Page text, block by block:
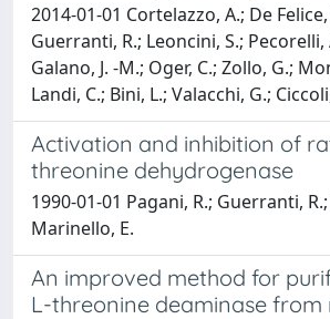
2014-01-01 Cortelazzo, A.; De
Guerranti, R.; Leoncini, S.; Pecorelli,
Galano, J. -M.; Oger, C.; Zollo, G.;
Landi, C.; Bini, L.; Valacchi, G.;
Activation and inhibition of
threonine dehydrogenase
1990-01-01 Pagani, R.; Guerranti,
Marinello, E.
An improved method for
L-threonine deaminase